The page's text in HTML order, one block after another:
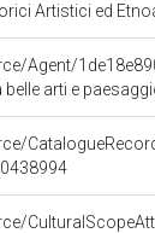
Artistici ed
Agent/
arti e